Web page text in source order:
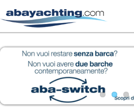
Barche in vendita
Chi siamo
Vendi la tua barca